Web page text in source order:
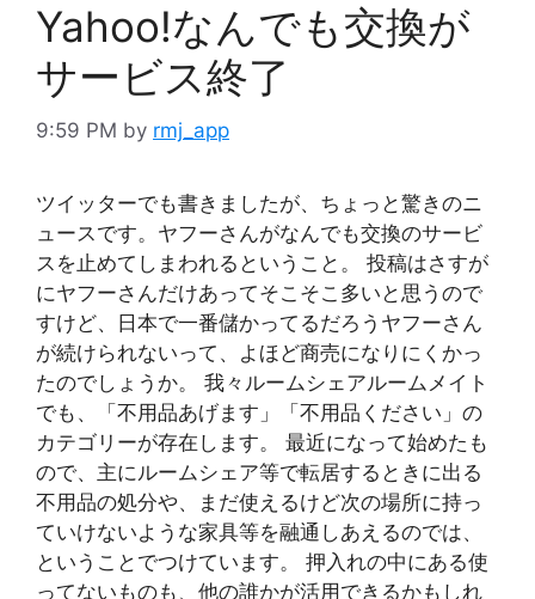
Yahoo!なんでも交換が
サービス終了
9:59 PM by rmj_app
ツイッターでも書きましたが、ちょっと驚きのニ
ュースです。ヤフーさんがなんでも交換のサービ
スを止めてしまわれるということ。 投稿はさすが
にヤフーさんだけあってそこそこ多いと思うので
すけど、日本で一番儲かってるだろうヤフーさん
が続けられないって、よほど商売になりにくかっ
たのでしょうか。 我々ルームシェアルームメイト
でも、「不用品あげます」「不用品ください」の
カテゴリーが存在します。 最近になって始めたも
ので、主にルームシェア等で転居するときに出る
不用品の処分や、まだ使えるけど次の場所に持っ
ていけないような家具等を融通しあえるのでは、
ということでつけています。 押入れの中にある使
ってないものも、他の誰かが活用できるかもしれ